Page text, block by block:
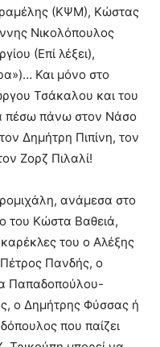
(ΚΨΜ), Κώστας
Νικολόπουλος
(Επί λέξει),
Και μόνο στο
Τσάκαλου και του
πέσω πάνω στον Νάσο
Δημήτρη Πιπίνη, τον
Ζορζ Πιλαλί!
ανάμεσα στο
του Κώστα Βαθειά,
του ο Αλέξης
Πανδής, ο
Παπαδοπούλου-
ο Δημήτρης Φύσσας ή
που παίζει